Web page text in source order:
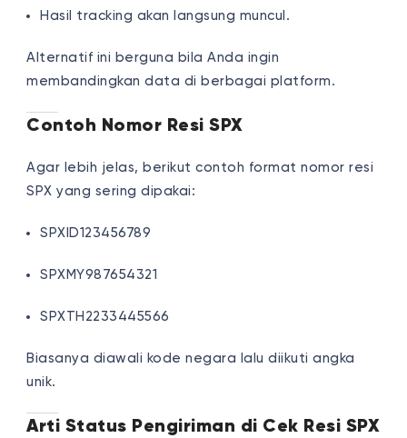
Hasil tracking akan langsung muncul.
Alternatif ini berguna bila Anda ingin
membandingkan data di berbagai platform.
Contoh Nomor Resi SPX
Agar lebih jelas, berikut contoh format nomor resi
SPX yang sering dipakai:
SPXID123456789
SPXMY987654321
SPXTH2233445566
Biasanya diawali kode negara lalu diikuti angka
unik.
Arti Status Pengiriman di Cek Resi SPX